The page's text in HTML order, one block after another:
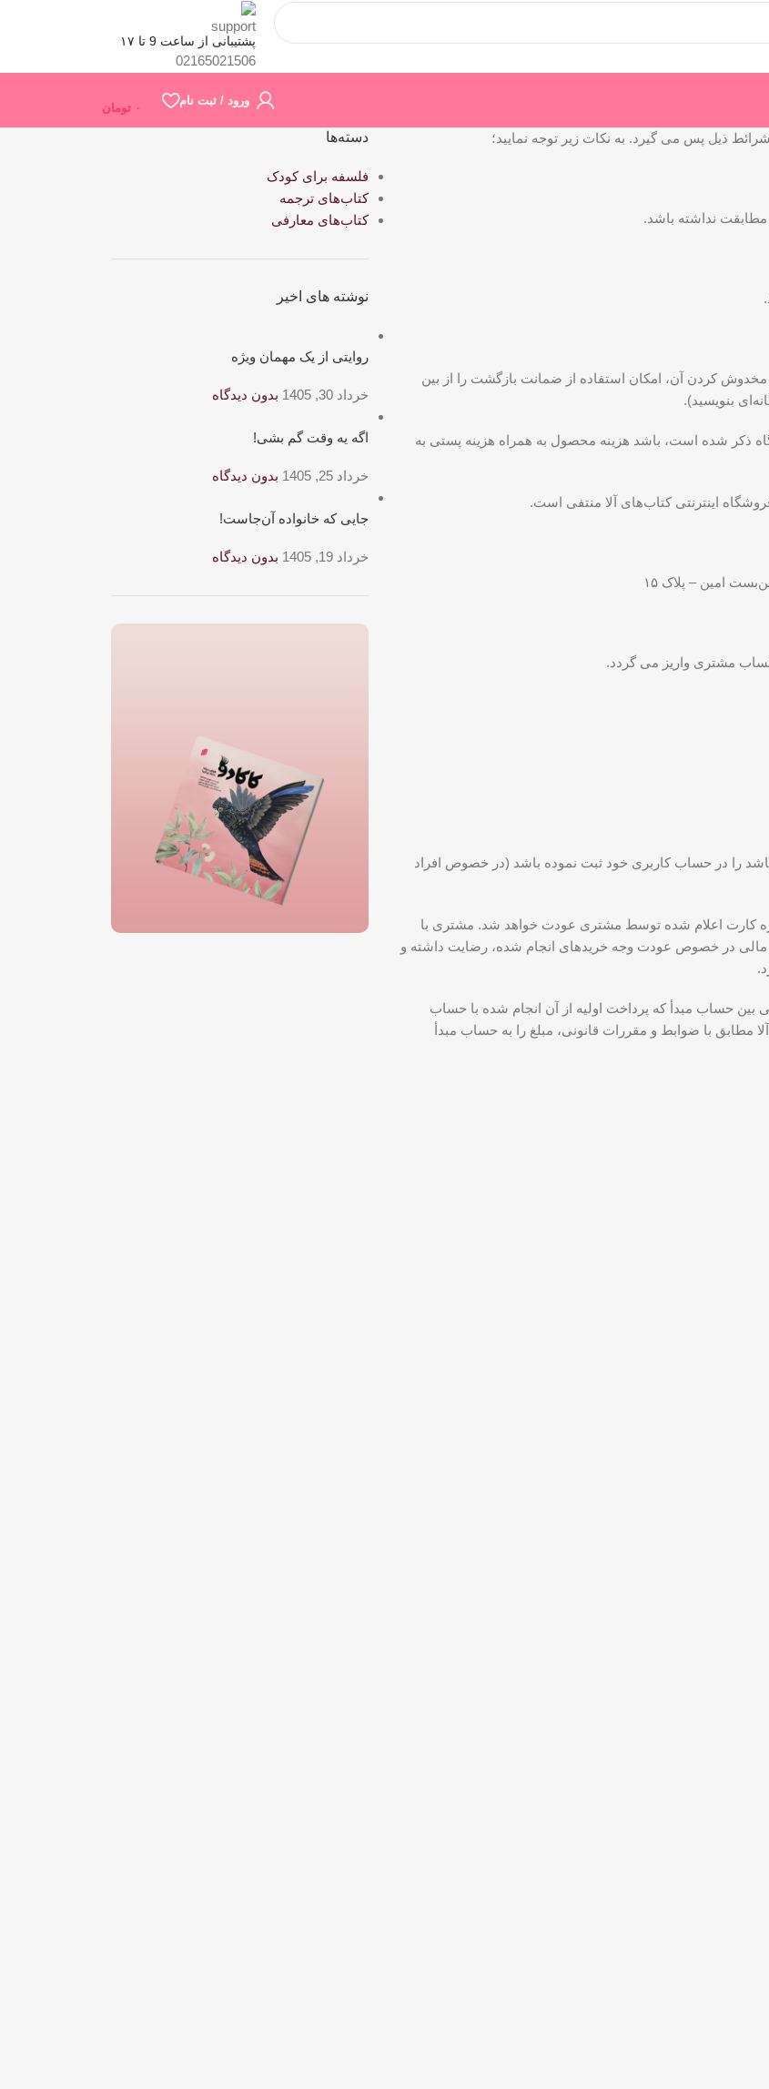
پشتیبانی از ساعت 9 تا ۱۷
02165021506
ورود / ثبت نام
۰ تومان
ذیل پس می گیرد. به نکات زیر توجه نمایید؛
کردن آن، امکان استفاده از ضمانت بازگشت را از بین
بنویسید).
شده است، باشد هزینه محصول به همراه هزینه پستی به
اینترنتی کتاب‌های آلا منتفی است.
امین – پلاک ۱۵
مشتری واریز می گردد.
را در حساب کاربری خود ثبت نموده باشد (در خصوص افراد
کارت اعلام شده توسط مشتری عودت خواهد شد. مشتری با
در خصوص عودت وجه خریدهای انجام شده، رضایت داشته و
بین حساب مبدأ که پرداخت اولیه از آن انجام شده با حساب
با ضوابط و مقررات قانونی، مبلغ را به حساب مبدأ
دسته‌ها
فلسفه برای کودک
کتاب‌های ترجمه
کتاب‌های معارفی
نوشته های اخیر
روایتی از یک مهمان ویژه
خرداد 30, 1405 بدون دیدگاه
اگه یه وقت گم بشی!
خرداد 25, 1405 بدون دیدگاه
جایی که خانواده آن‌جاست!
خرداد 19, 1405 بدون دیدگاه